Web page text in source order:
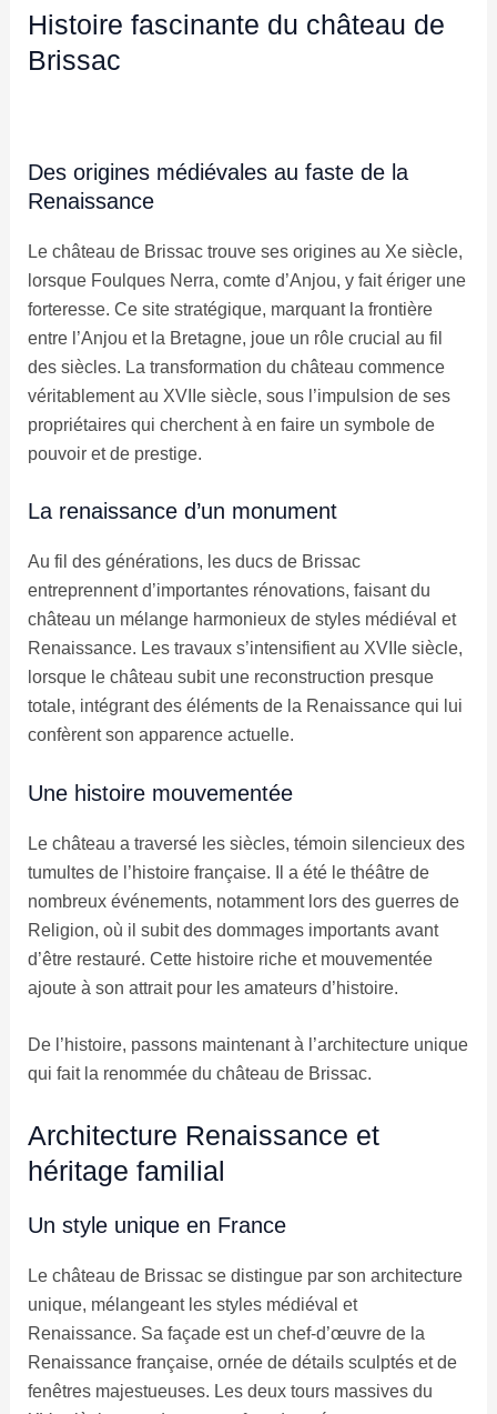
Histoire fascinante du château de
Brissac
Des origines médiévales au faste de la
Renaissance
Le château de Brissac trouve ses origines au Xe siècle,
lorsque Foulques Nerra, comte d’Anjou, y fait ériger une
forteresse. Ce site stratégique, marquant la frontière
entre l’Anjou et la Bretagne, joue un rôle crucial au fil
des siècles. La transformation du château commence
véritablement au XVIIe siècle, sous l’impulsion de ses
propriétaires qui cherchent à en faire un symbole de
pouvoir et de prestige.
La renaissance d’un monument
Au fil des générations, les ducs de Brissac
entreprennent d’importantes rénovations, faisant du
château un mélange harmonieux de styles médiéval et
Renaissance. Les travaux s’intensifient au XVIIe siècle,
lorsque le château subit une reconstruction presque
totale, intégrant des éléments de la Renaissance qui lui
confèrent son apparence actuelle.
Une histoire mouvementée
Le château a traversé les siècles, témoin silencieux des
tumultes de l’histoire française. Il a été le théâtre de
nombreux événements, notamment lors des guerres de
Religion, où il subit des dommages importants avant
d’être restauré. Cette histoire riche et mouvementée
ajoute à son attrait pour les amateurs d’histoire.
De l’histoire, passons maintenant à l’architecture unique
qui fait la renommée du château de Brissac.
Architecture Renaissance et
héritage familial
Un style unique en France
Le château de Brissac se distingue par son architecture
unique, mélangeant les styles médiéval et
Renaissance. Sa façade est un chef-d’œuvre de la
Renaissance française, ornée de détails sculptés et de
fenêtres majestueuses. Les deux tours massives du